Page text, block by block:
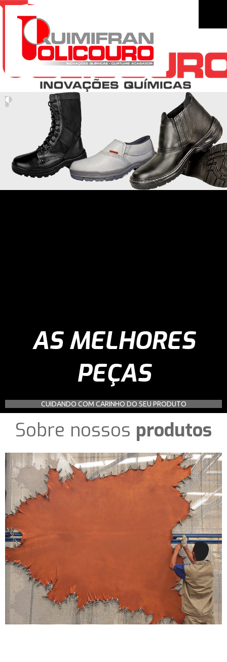
AS MELHORES
PEÇAS
CUIDANDO COM CARINHO DO SEU PRODUTO
Sobre nossos produtos